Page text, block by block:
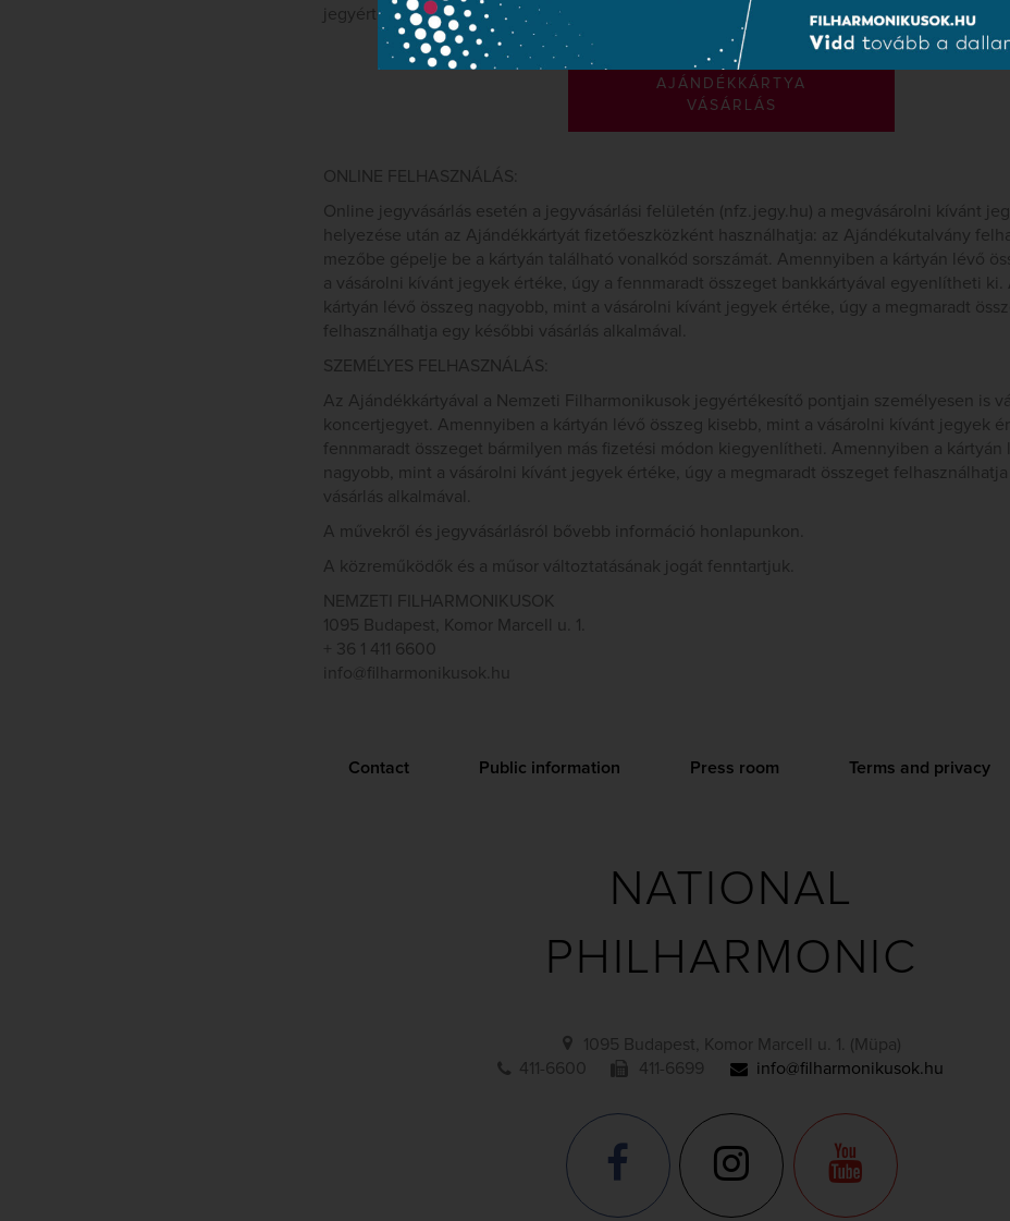
jegyértékesítő pultunknál az Allee I. emeletén november és december hónapban.
AJÁNDÉKKÁRTYA
VÁSÁRLÁS
ONLINE FELHASZNÁLÁS:
Online jegyvásárlás esetén a jegyvásárlási felületén (nfz.jegy.hu) a megvásárolni kívánt
helyezése után az Ajándékkártyát fizetőeszközként használhatja: az Ajándékutalvány
mezőbe gépelje be a kártyán található vonalkód sorszámát. Amennyiben a kártyán lévő
a vásárolni kívánt jegyek értéke, úgy a fennmaradt összeget bankkártyával egyenlítheti ki.
kártyán lévő összeg nagyobb, mint a vásárolni kívánt jegyek értéke, úgy a megmaradt
felhasználhatja egy későbbi vásárlás alkalmával.
SZEMÉLYES FELHASZNÁLÁS:
Az Ajándékkártyával a Nemzeti Filharmonikusok jegyértékesítő pontjain személyesen is
koncertjegyet. Amennyiben a kártyán lévő összeg kisebb, mint a vásárolni kívánt jegyek
fennmaradt összeget bármilyen más fizetési módon kiegyenlítheti. Amennyiben a kártyán
nagyobb, mint a vásárolni kívánt jegyek értéke, úgy a megmaradt összeget felhasználhatja
vásárlás alkalmával.
A művekről és jegyvásárlásról bővebb információ honlapunkon.
A közreműködők és a műsor változtatásának jogát fenntartjuk.
NEMZETI FILHARMONIKUSOK
1095 Budapest, Komor Marcell u. 1.
+ 36 1 411 6600
info@filharmonikusok.hu
Contact Public information Press room Terms and privacy
NATIONAL
PHILHARMONIC
1095 Budapest, Komor Marcell u. 1. (Müpa)
411-6600
411-6699 info@filharmonikusok.hu